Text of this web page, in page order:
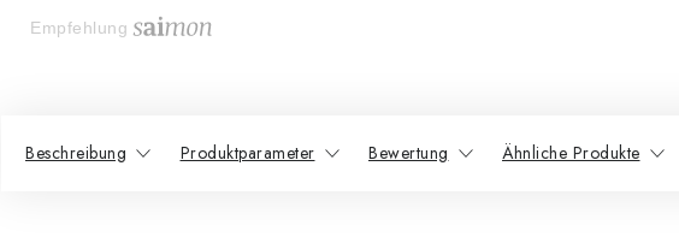
Empfehlung
Beschreibung Produktparameter Bewertung Ähnliche Produkte